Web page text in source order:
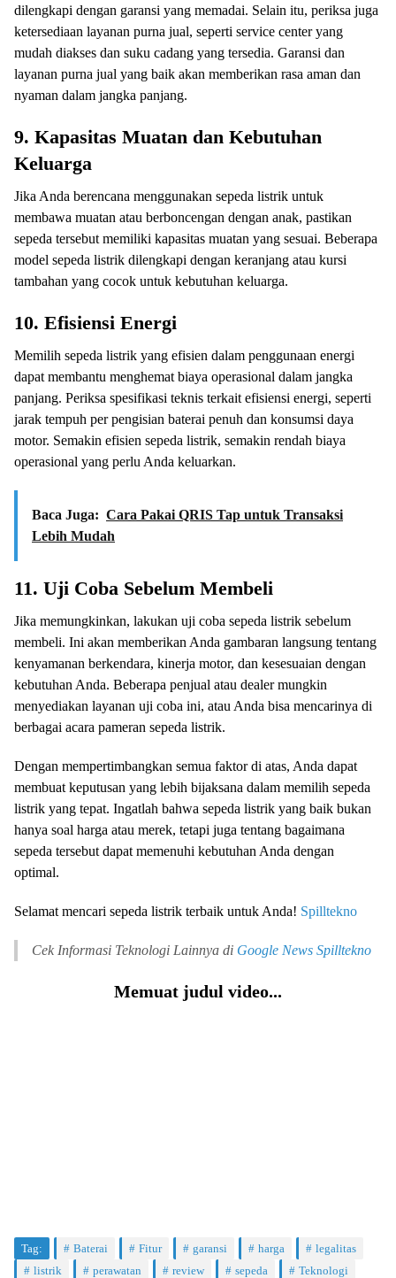
dilengkapi dengan garansi yang memadai. Selain itu, periksa juga
ketersediaan layanan purna jual, seperti service center yang
mudah diakses dan suku cadang yang tersedia. Garansi dan
layanan purna jual yang baik akan memberikan rasa aman dan
nyaman dalam jangka panjang.
9. Kapasitas Muatan dan Kebutuhan
Keluarga
Jika Anda berencana menggunakan sepeda listrik untuk
membawa muatan atau berboncengan dengan anak, pastikan
sepeda tersebut memiliki kapasitas muatan yang sesuai. Beberapa
model sepeda listrik dilengkapi dengan keranjang atau kursi
tambahan yang cocok untuk kebutuhan keluarga.
10. Efisiensi Energi
Memilih sepeda listrik yang efisien dalam penggunaan energi
dapat membantu menghemat biaya operasional dalam jangka
panjang. Periksa spesifikasi teknis terkait efisiensi energi, seperti
jarak tempuh per pengisian baterai penuh dan konsumsi daya
motor. Semakin efisien sepeda listrik, semakin rendah biaya
operasional yang perlu Anda keluarkan.
Baca Juga: Cara Pakai QRIS Tap untuk Transaksi
Lebih Mudah
11. Uji Coba Sebelum Membeli
Jika memungkinkan, lakukan uji coba sepeda listrik sebelum
membeli. Ini akan memberikan Anda gambaran langsung tentang
kenyamanan berkendara, kinerja motor, dan kesesuaian dengan
kebutuhan Anda. Beberapa penjual atau dealer mungkin
menyediakan layanan uji coba ini, atau Anda bisa mencarinya di
berbagai acara pameran sepeda listrik.
Dengan mempertimbangkan semua faktor di atas, Anda dapat
membuat keputusan yang lebih bijaksana dalam memilih sepeda
listrik yang tepat. Ingatlah bahwa sepeda listrik yang baik bukan
hanya soal harga atau merek, tetapi juga tentang bagaimana
sepeda tersebut dapat memenuhi kebutuhan Anda dengan
optimal.
Selamat mencari sepeda listrik terbaik untuk Anda! Spilltekno
Cek Informasi Teknologi Lainnya di Google News Spilltekno
Memuat judul video...
Tag: Baterai Fitur garansi harga
legalitas
listrik
perawatan review sepeda Teknologi